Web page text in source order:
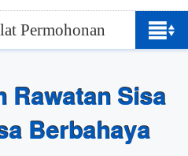
Permohonan
Rawatan Sisa
Berbahaya